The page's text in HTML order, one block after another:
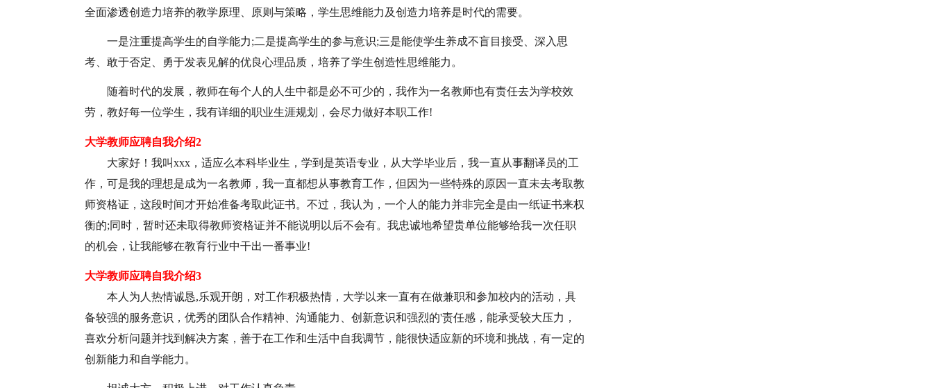
全面渗透创造力培养的教学原理、原则与策略，学生思维能力及创造力培养是时代的需要。
一是注重提高学生的自学能力;二是提高学生的参与意识;三是能使学生养成不盲目接受、深入思
考、敢于否定、勇于发表见解的优良心理品质，培养了学生创造性思维能力。
随着时代的发展，教师在每个人的人生中都是必不可少的，我作为一名教师也有责任去为学校效
劳，教好每一位学生，我有详细的职业生涯规划，会尽力做好本职工作!
大学教师应聘自我介绍2
大家好！我叫xxx，适应么本科毕业生，学到是英语专业，从大学毕业后，我一直从事翻译员的工
作，可是我的理想是成为一名教师，我一直都想从事教育工作，但因为一些特殊的原因一直未去考取教
师资格证，这段时间才开始准备考取此证书。不过，我认为，一个人的能力并非完全是由一纸证书来权
衡的;同时，暂时还未取得教师资格证并不能说明以后不会有。我忠诚地希望贵单位能够给我一次任职
的机会，让我能够在教育行业中干出一番事业!
大学教师应聘自我介绍3
本人为人热情诚恳,乐观开朗，对工作积极热情，大学以来一直有在做兼职和参加校内的活动，具
备较强的服务意识，优秀的团队合作精神、沟通能力、创新意识和强烈的'责任感，能承受较大压力，
喜欢分析问题并找到解决方案，善于在工作和生活中自我调节，能很快适应新的环境和挑战，有一定的
创新能力和自学能力。